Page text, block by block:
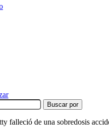
Buscar por
falleció de una sobredosis